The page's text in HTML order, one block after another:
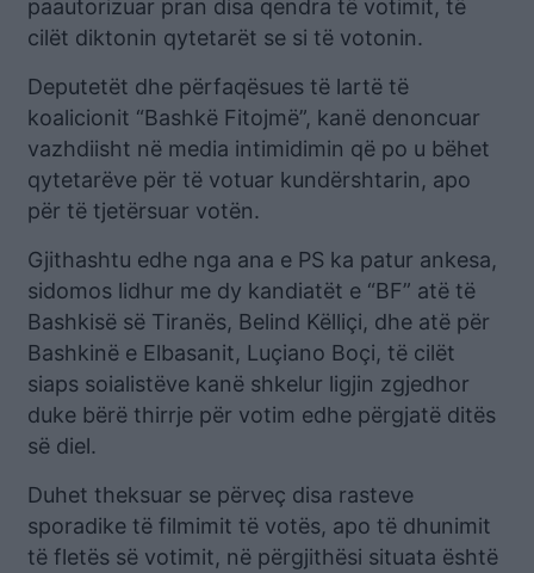
paautorizuar pran disa qendra të votimit, të
cilët diktonin qytetarët se si të votonin.
Deputetët dhe përfaqësues të lartë të
koalicionit “Bashkë Fitojmë”, kanë denoncuar
vazhdiisht në media intimidimin që po u bëhet
qytetarëve për të votuar kundërshtarin, apo
për të tjetërsuar votën.
Gjithashtu edhe nga ana e PS ka patur ankesa,
sidomos lidhur me dy kandiatët e “BF” atë të
Bashkisë së Tiranës, Belind Këlliçi, dhe atë për
Bashkinë e Elbasanit, Luçiano Boçi, të cilët
siaps soialistëve kanë shkelur ligjin zgjedhor
duke bërë thirrje për votim edhe përgjatë ditës
së diel.
Duhet theksuar se përveç disa rasteve
sporadike të filmimit të votës, apo të dhunimit
të fletës së votimit, në përgjithësi situata është